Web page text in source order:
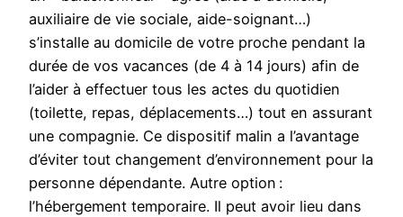
auxiliaire de vie sociale, aide-soignant…)
s’installe au domicile de votre proche pendant la
durée de vos vacances (de 4 à 14 jours) afin de
l’aider à effectuer tous les actes du quotidien
(toilette, repas, déplacements…) tout en assurant
une compagnie. Ce dispositif malin a l’avantage
d’éviter tout changement d’environnement pour la
personne dépendante. Autre option :
l’hébergement temporaire. Il peut avoir lieu dans